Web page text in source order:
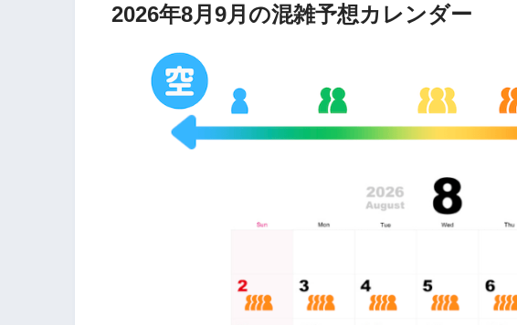
2026年8月9月の混雑予想カレンダー